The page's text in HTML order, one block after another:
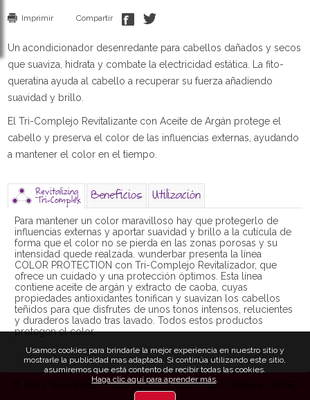
Usamos cookies para brindarle la mejor experiencia en nuestro sitio y
mostrarle la publicidad mas adaptada. Si continúa utilizando este sitio,
asumiremos que está contento de recibir todas las cookies.
Haga clic aquí para aprender más.
Imprimir Compartir
Un acondicionador desenredante para cabellos dañados y secos
que suaviza, hidrata y combate la electricidad estática. La fito-
queratina ayuda al cabello a recuperar su fuerza añadiendo
suavidad y brillo.
El Tri-Complejo Revitalizante con Aceite de Argán protege el
cabello y preserva el color de las influencias externas, ayudando
a mantener el color en el tiempo.
Revitalizing
Tri-Complex Beneficios Utilización
Para mantener un color maravilloso hay que protegerlo de
influencias externas y aportar suavidad y brillo a la cutícula de
forma que el color no se pierda en las zonas porosas y su
intensidad quede realzada. wunderbar presenta la línea
COLOR PROTECTION con Tri-Complejo Revitalizador, que
ofrece un cuidado y una protección óptimos. Esta línea
contiene aceite de argán y extracto de caoba, cuyas
propiedades antioxidantes tonifican y suavizan los cabellos
teñidos para que disfrutes de unos tonos intensos, relucientes
y duraderos lavado tras lavado. Todos estos productos
protegen el color.
© 2024 Wunderbar • Vigox bvba, B-9000 Gent, Bélgica •